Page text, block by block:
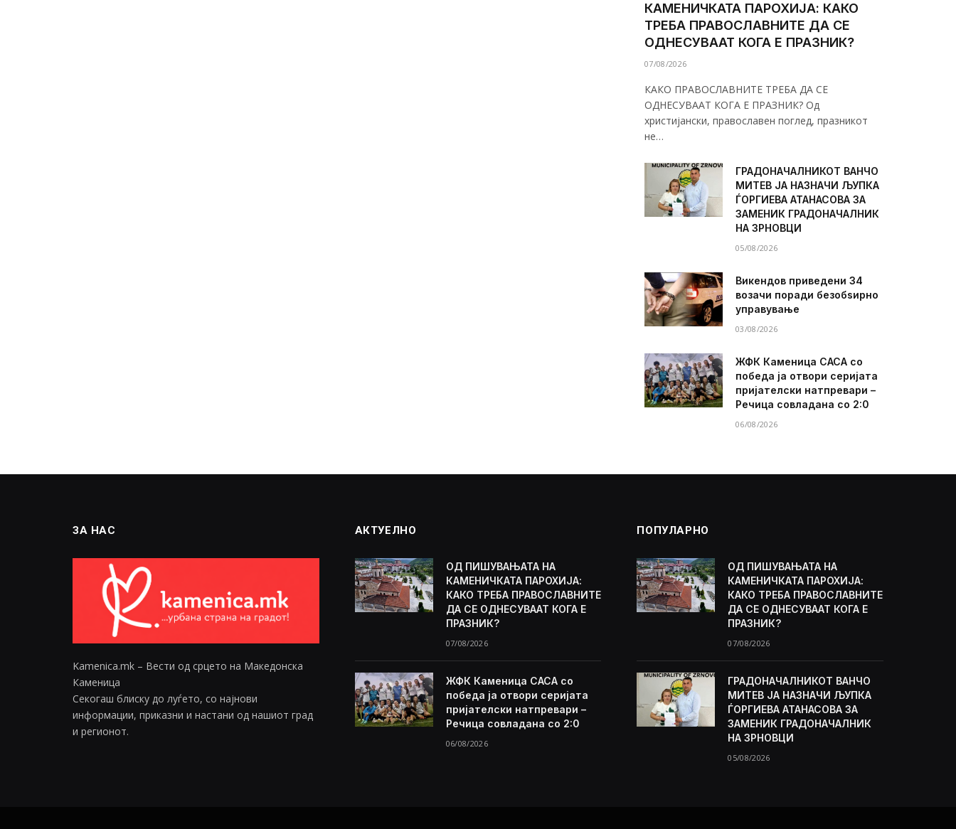
КАМЕНИЧКАТА ПАРОХИЈА: КАКО
ТРЕБА ПРАВОСЛАВНИТЕ ДА СЕ
ОДНЕСУВААТ КОГА Е ПРАЗНИК?
07/08/2026
КАКО ПРАВОСЛАВНИТЕ ТРЕБА ДА СЕ
ОДНЕСУВААТ КОГА Е ПРАЗНИК? Од
христијански, православен поглед, празникот
не…
ГРАДОНАЧАЛНИКОТ ВАНЧО
МИТЕВ ЈА НАЗНАЧИ ЉУПКА
ЃОРГИЕВА АТАНАСОВА ЗА
ЗАМЕНИК ГРАДОНАЧАЛНИК
НА ЗРНОВЦИ
05/08/2026
Викендов приведени 34
возачи поради безобѕирно
управување
03/08/2026
ЖФК Каменица САСА со
победа ја отвори серијата
пријателски натпревари –
Речица совладана со 2:0
06/08/2026
ЗА НАС
Kamenica.mk – Вести од срцето на Македонска
Каменица
Секогаш блиску до луѓето, со најнови
информации, приказни и настани од нашиот град
и регионот.
АКТУЕЛНО
ОД ПИШУВАЊАТА НА
КАМЕНИЧКАТА ПАРОХИЈА:
КАКО ТРЕБА ПРАВОСЛАВНИТЕ
ДА СЕ ОДНЕСУВААТ КОГА Е
ПРАЗНИК?
07/08/2026
ЖФК Каменица САСА со
победа ја отвори серијата
пријателски натпревари –
Речица совладана со 2:0
06/08/2026
ПОПУЛАРНО
ОД ПИШУВАЊАТА НА
КАМЕНИЧКАТА ПАРОХИЈА:
КАКО ТРЕБА ПРАВОСЛАВНИТЕ
ДА СЕ ОДНЕСУВААТ КОГА Е
ПРАЗНИК?
07/08/2026
ГРАДОНАЧАЛНИКОТ ВАНЧО
МИТЕВ ЈА НАЗНАЧИ ЉУПКА
ЃОРГИЕВА АТАНАСОВА ЗА
ЗАМЕНИК ГРАДОНАЧАЛНИК
НА ЗРНОВЦИ
05/08/2026